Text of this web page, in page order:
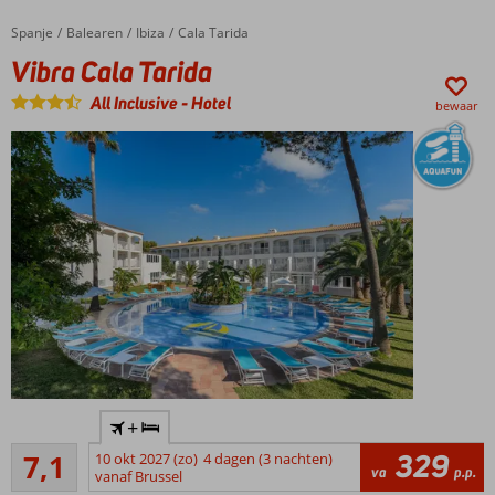
meter
Strand is op
loopafstand
Ontbijt,
Halfpension
en All
Inclusive
ook
mogelijk
Home
Spanje Balearen Ibiza Cala Tarida
Vibra Cala Tarida
Vibra Cala Tarida
All Inclusive-Hotel bewaar
strand
All
7,1
Voldoende/goed
21
beoordelingen
+
10 okt 2027 (zo) 4 dagen (3 nachten)
vanaf Brussel
va 329 p.p.